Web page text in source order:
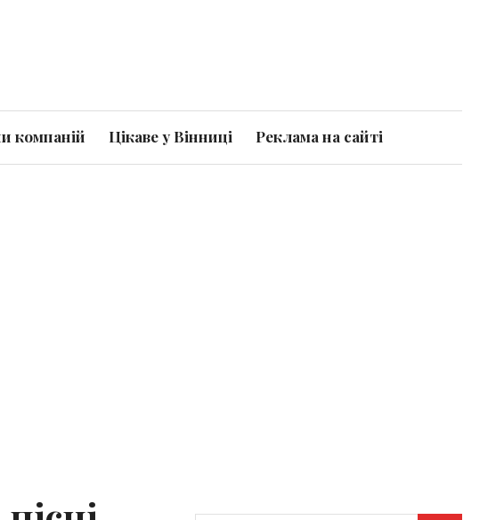
компаній Цікаве у Вінниці Реклама на сайті